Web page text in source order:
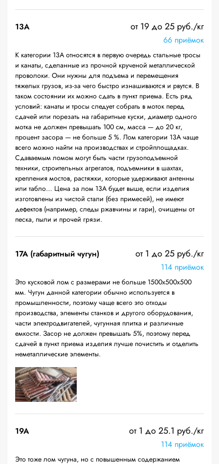
13А от 19 до 25 руб./кг
66 приёмок
К категории 13А относятся в первую очередь стальные тросы
и канаты, сделанные из прочной крученой металлической
проволоки. Они нужны для подъема и перемещения
тяжелых грузов, из-за чего быстро изнашиваются и рвутся. В
таком состоянии их можно сдать в пункт приема. Есть ряд
условий: канаты и тросы следует собрать в моток перед
сдачей или порезать на габаритные куски, диаметр одного
мотка не должен превышать 100 см, масса — до 20 кг,
процент засора — не больше 5 %. Лом категории 13А чаще
всего можно найти на производствах и стройплощадках.
Сдаваемым ломом могут быть части грузоподъемной
техники, строительных агрегатов, подъемники в шахтах,
крепления мостов, растяжки, которые удерживают антенны
или табло… Цена за лом 13А будет выше, если изделия
изготовлены из чистой стали (без примесей), не имеют
дефектов (например, следы ржавчины и гари), очищены от
песка, пыли и прочей грязи.
17А (габаритный чугун) от 1 до 25 руб./кг
114 приёмок
Это кусковой лом с размерами не больше 1500х500х500
мм. Чугун данной категории обычно используется в
промышленности, поэтому чаще всего это отходы
производства, элементы станков и другого оборудования,
части электродвигателей, чугунная плитка и различные
емкости. Засор не должен превышать 5%, поэтому перед
сдачей в пункт приема изделия лучше почистить и отделить
неметаллические элементы.
19A от 1 до 25.1 руб./кг
114 приёмок
Это тоже лом чугуна, но с повышенным содержанием